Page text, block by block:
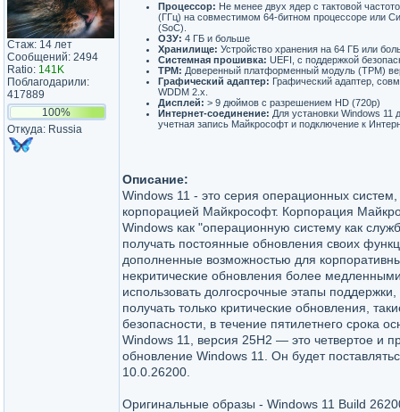
Стаж: 14 лет
Сообщений: 2494
Ratio: 141K
Поблагодарили:
417889
100%
Откуда: Russia
Процессор: Не менее двух ядер с тактовой
(ГГц) на совместимом 64-битном процессоре или
(SoC).
ОЗУ: 4 ГБ и больше
Хранилище: Устройство хранения на 64 ГБ или
Системная прошивка: UEFI, с поддержкой
TPM: Доверенный платформенный модуль (TPM)
Графический адаптер: Графический адаптер,
WDDM 2.x.
Дисплей: > 9 дюймов с разрешением HD (720p)
Интернет-соединение: Для установки Windows 11
учетная запись Майкрософт и подключение к
Описание:
Windows 11 - это серия операционных
корпорацией Майкрософт. Корпорация
Windows как "операционную систему как
получать постоянные обновления своих
дополненные возможностью для
некритические обновления более
использовать долгосрочные этапы поддержки,
получать только критические обновления,
безопасности, в течение пятилетнего срока
Windows 11, версия 25H2 — это четвертое и
обновление Windows 11. Он будет
10.0.26200.
Оригинальные образы - Windows 11 Build